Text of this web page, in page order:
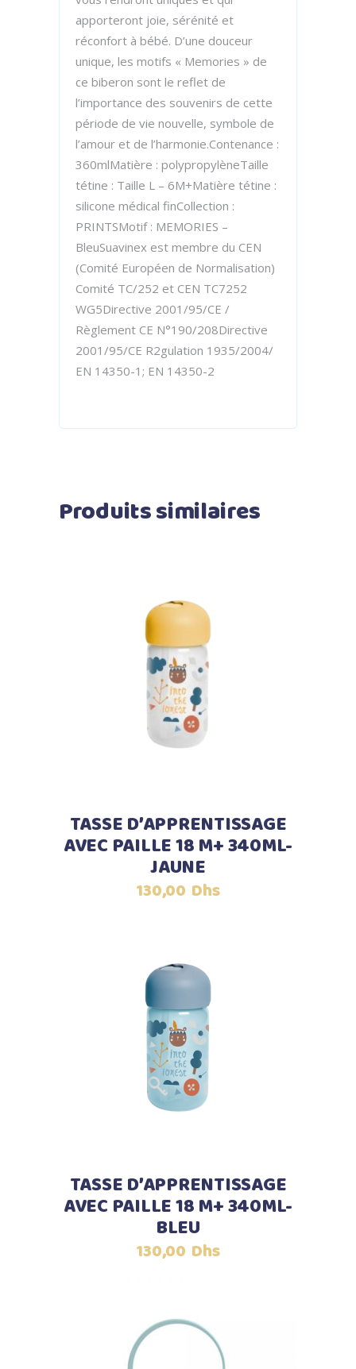
apporteront joie, sérénité et
réconfort à bébé. D’une douceur
unique, les motifs « Memories » de
ce biberon sont le reflet de
l’importance des souvenirs de cette
période de vie nouvelle, symbole de
l’amour et de l’harmonie.Contenance :
360mlMatière : polypropylèneTaille
tétine : Taille L – 6M+Matière tétine :
silicone médical finCollection :
PRINTSMotif : MEMORIES –
BleuSuavinex est membre du CEN
(Comité Européen de Normalisation)
Comité TC/252 et CEN TC7252
WG5Directive 2001/95/CE /
Règlement CE N°190/208Directive
2001/95/CE R2gulation 1935/2004/
EN 14350-1; EN 14350-2
Produits similaires
Ajouter au panier
TASSE D’APPRENTISSAGE
AVEC PAILLE 18 M+ 340ML-
JAUNE
130,00 Dhs
Ajouter au panier
TASSE D’APPRENTISSAGE
AVEC PAILLE 18 M+ 340ML-
BLEU
130,00 Dhs